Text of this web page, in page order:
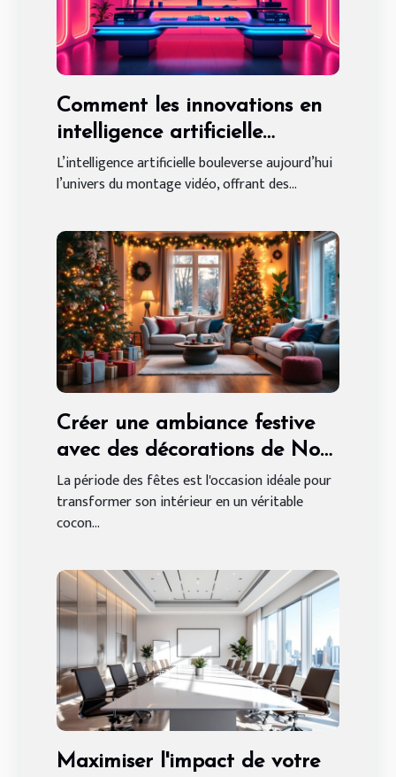
Comment les innovations en
intelligence artificielle
transforment le montage
vidéo ?
L’intelligence artificielle bouleverse aujourd’hui
l’univers du montage vidéo, offrant des...
Créer une ambiance festive
avec des décorations de Noël
sur mesure
La période des fêtes est l'occasion idéale pour
transformer son intérieur en un véritable
cocon...
Maximiser l'impact de votre